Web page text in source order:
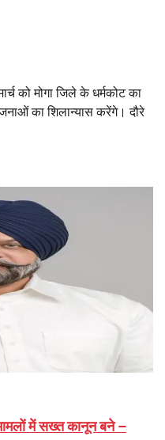
को मोगा जिले के धर्मकोट का
का शिलान्यास करेंगे। दौरे
में सख्त कानून बने –